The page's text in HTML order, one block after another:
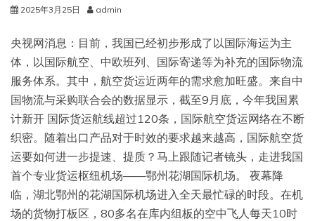
2025年3月25日 admin
央视网消息：目前，我国已经初步形成了以国际海运为主
体，以国际航空、中欧班列、国际寄递等为补充的国际物流
服务体系。其中，航空货运近两年的需求愈加旺盛。来自中
国物流与采购联合会的数据显示，截至9月底，今年我国累
计新开 国际货运航线超过120条，国际航空货运网络在不断
织密。随着出口产品对于时效的要求越来越高，国际航空货
运要如何进一步提速、提质？马上跟随记者镜头，走进我国
首个专业货运枢纽机场——鄂州花湖国际机场。 夜幕降
临，湖北鄂州的花湖国际机场进入全天最忙碌的时段。在机
场的货物打板区，80多名在库内组板的空中飞人每天10时